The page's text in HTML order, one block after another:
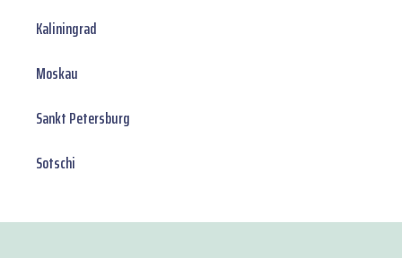
Kaliningrad
Moskau
Sankt Petersburg
Sotschi